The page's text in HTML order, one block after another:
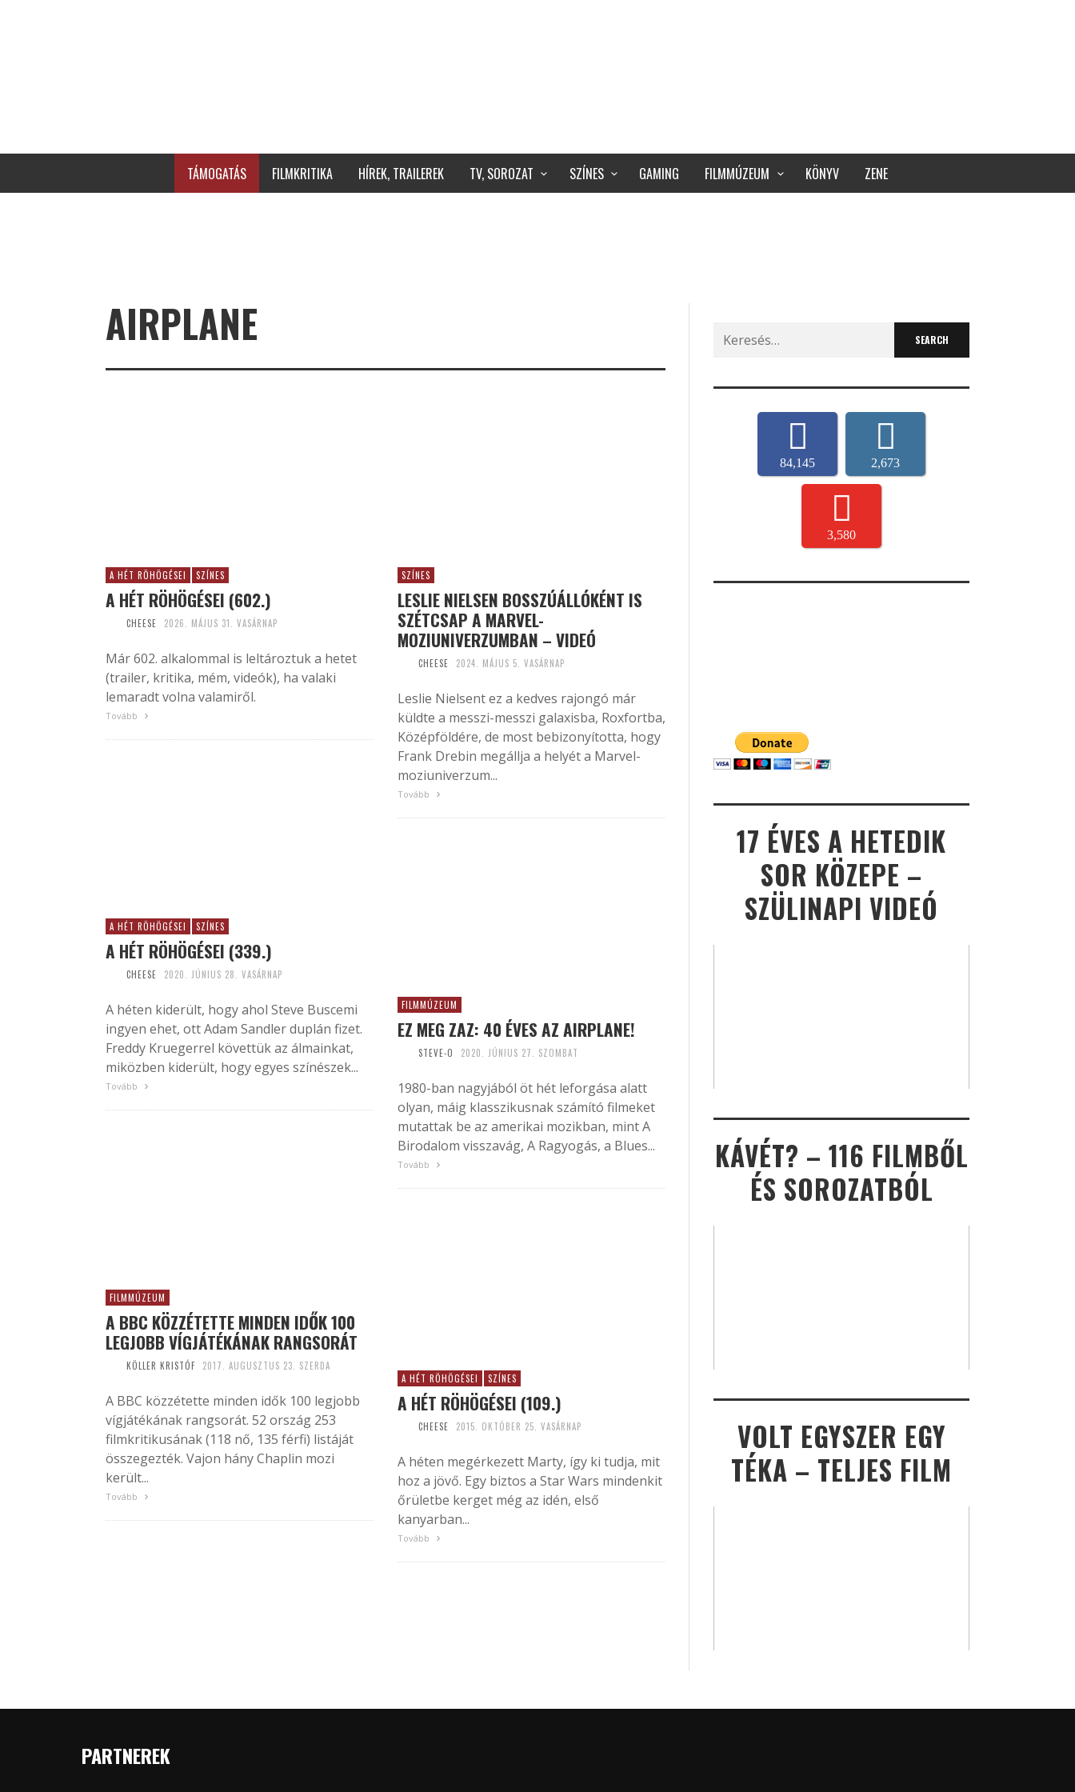
TÁMOGATÁS FILMKRITIKA HÍREK, TRAILEREK TV, SOROZAT SZÍNES GAMING FILMMÚZEUM KÖNYV ZENE
AIRPLANE
A HÉT RÖHÖGÉSEI SZÍNES
A HÉT RÖHÖGÉSEI (602.)
CHEESE 2026. MÁJUS 31. VASÁRNAP
Már 602. alkalommal is leltároztuk a hetet
(trailer, kritika, mém, videók), ha valaki
lemaradt volna valamiről.
Tovább
SZÍNES
LESLIE NIELSEN BOSSZÚÁLLÓKÉNT IS
SZÉTCSAP A MARVEL-
MOZIUNIVERZUMBAN – VIDEÓ
CHEESE 2024. MÁJUS 5. VASÁRNAP
Leslie Nielsent ez a kedves rajongó már
küldte a messzi-messzi galaxisba, Roxfortba,
Középföldére, de most bebizonyította, hogy
Frank Drebin megállja a helyét a Marvel-
moziuniverzum...
Tovább
A HÉT RÖHÖGÉSEI SZÍNES
A HÉT RÖHÖGÉSEI (339.)
CHEESE 2020. JÚNIUS 28. VASÁRNAP
A héten kiderült, hogy ahol Steve Buscemi
ingyen ehet, ott Adam Sandler duplán fizet.
Freddy Kruegerrel követtük az álmainkat,
miközben kiderült, hogy egyes színészek...
Tovább
FILMMÚZEUM
EZ MEG ZAZ: 40 ÉVES AZ AIRPLANE!
STEVE-O 2020. JÚNIUS 27. SZOMBAT
1980-ban nagyjából öt hét leforgása alatt
olyan, máig klasszikusnak számító filmeket
mutattak be az amerikai mozikban, mint A
Birodalom visszavág, A Ragyogás, a Blues...
Tovább
FILMMÚZEUM
A BBC KÖZZÉTETTE MINDEN IDŐK 100
LEGJOBB VÍGJÁTÉKÁNAK RANGSORÁT
KÖLLER KRISTÓF 2017. AUGUSZTUS 23. SZERDA
A BBC közzétette minden idők 100 legjobb
vígjátékának rangsorát. 52 ország 253
filmkritikusának (118 nő, 135 férfi) listáját
összegezték. Vajon hány Chaplin mozi
került...
Tovább
A HÉT RÖHÖGÉSEI SZÍNES
A HÉT RÖHÖGÉSEI (109.)
CHEESE 2015. OKTÓBER 25. VASÁRNAP
A héten megérkezett Marty, így ki tudja, mit
hoz a jövő. Egy biztos a Star Wars mindenkit
őrületbe kerget még az idén, első
kanyarban...
Tovább
Search
for:
84,145 2,673
3,580
17 ÉVES A HETEDIK
SOR KÖZEPE –
SZÜLINAPI VIDEÓ
KÁVÉT? – 116 FILMBŐL
ÉS SOROZATBÓL
VOLT EGYSZER EGY
TÉKA – TELJES FILM
PARTNEREK